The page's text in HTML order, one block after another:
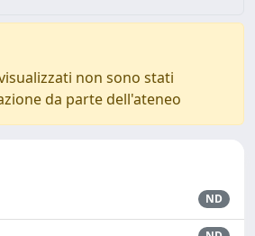
non sono stati
da parte dell'ateneo
ND